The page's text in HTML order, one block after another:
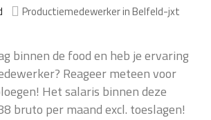
Productiemedewerker in Belfeld-jxt
binnen de food en heb je ervaring
Reageer meteen voor
Het salaris binnen deze
bruto per maand excl. toeslagen!